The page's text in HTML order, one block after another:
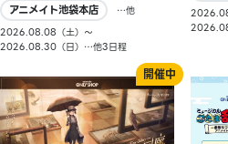
アニメイト池袋本店
…他
2026.08.08（土）〜
2026.08.30（日）…他3日程